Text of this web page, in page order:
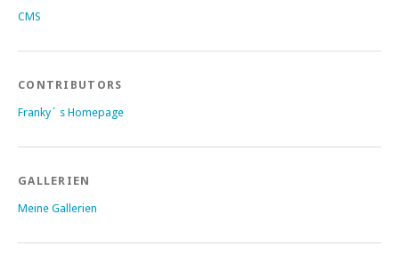
CMS
CONTRIBUTORS
Franky´ s Homepage
GALLERIEN
Meine Gallerien